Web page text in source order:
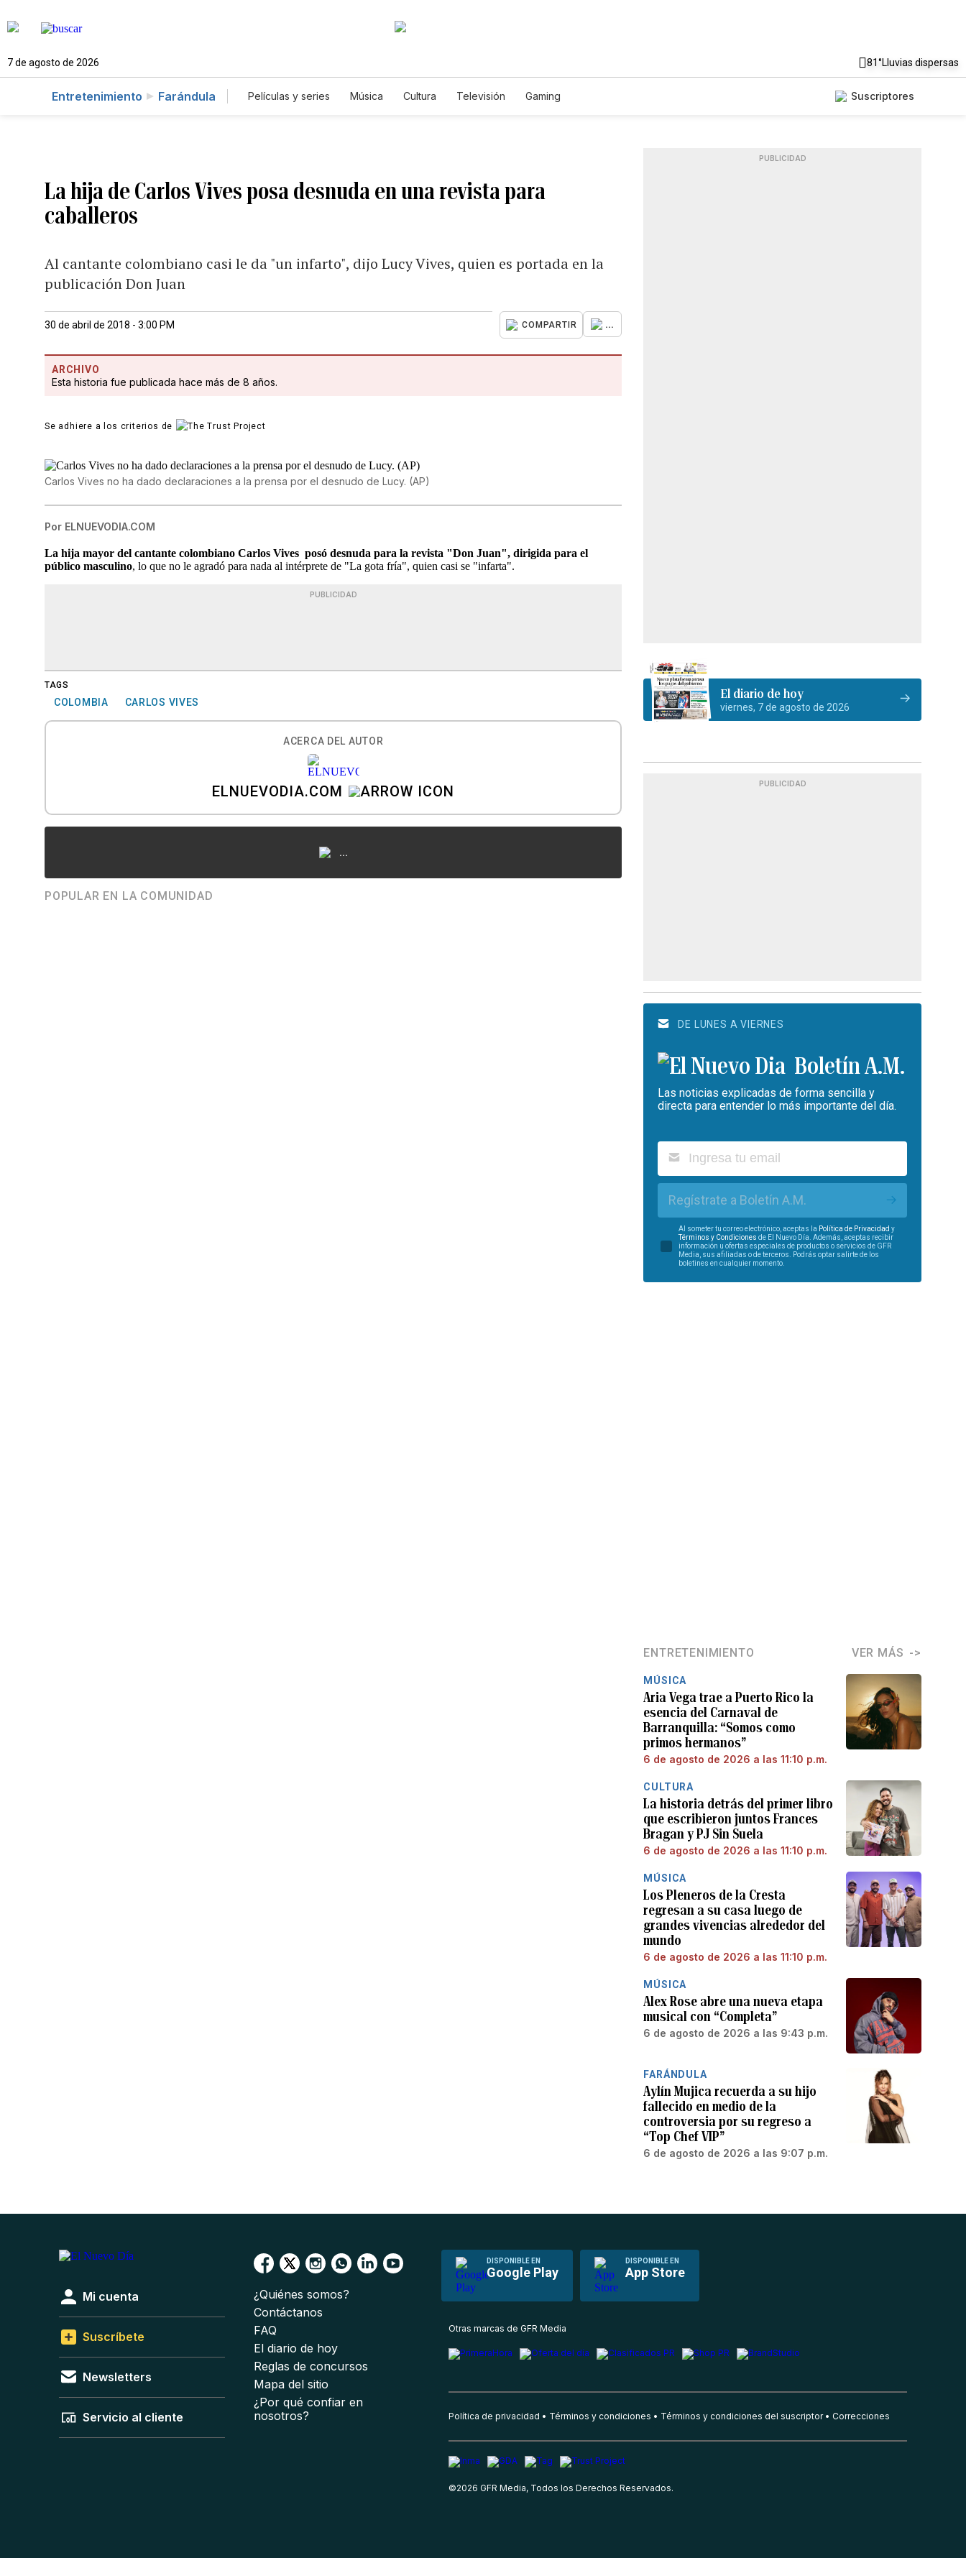
7 de agosto de 2026 81°Lluvias dispersas
Entretenimiento Farándula Películas y series Música Cultura Televisión Gaming Suscriptores
La hija de Carlos Vives posa desnuda en una revista para
caballeros
Al cantante colombiano casi le da "un infarto", dijo Lucy Vives, quien es portada en la
publicación Don Juan
30 de abril de 2018 - 3:00 PM COMPARTIR ...
ARCHIVO
Esta historia fue publicada hace más de 8 años.
Se adhiere a los criterios de
Carlos Vives no ha dado declaraciones a la prensa por el desnudo de Lucy. (AP)
Por ELNUEVODIA.COM
La hija mayor del cantante colombiano Carlos Vives posó desnuda para la revista "Don Juan", dirigida para el
público masculino, lo que no le agradó para nada al intérprete de "La gota fría", quien casi se "infarta".
PUBLICIDAD
TAGS
COLOMBIA CARLOS VIVES
ACERCA DEL AUTOR
ELNUEVODIA.COM
...
POPULAR EN LA COMUNIDAD
PUBLICIDAD
El diario de hoy
viernes, 7 de agosto de 2026
PUBLICIDAD
DE LUNES A VIERNES
Boletín A.M.
Las noticias explicadas de forma sencilla y
directa para entender lo más importante del día.
Regístrate a Boletín A.M.
Al someter tu correo electrónico, aceptas la Política de Privacidad y
Términos y Condiciones de El Nuevo Día. Además, aceptas recibir
información u ofertas especiales de productos o servicios de GFR
Media, sus afiliadas o de terceros. Podrás optar salirte de los
boletines en cualquier momento.
ENTRETENIMIENTO VER MÁS
MÚSICA
Aria Vega trae a Puerto Rico la
esencia del Carnaval de
Barranquilla: “Somos como
primos hermanos”
6 de agosto de 2026 a las 11:10 p.m.
CULTURA
La historia detrás del primer libro
que escribieron juntos Frances
Bragan y PJ Sin Suela
6 de agosto de 2026 a las 11:10 p.m.
MÚSICA
Los Pleneros de la Cresta
regresan a su casa luego de
grandes vivencias alrededor del
mundo
6 de agosto de 2026 a las 11:10 p.m.
MÚSICA
Alex Rose abre una nueva etapa
musical con “Completa”
6 de agosto de 2026 a las 9:43 p.m.
FARÁNDULA
Aylín Mujica recuerda a su hijo
fallecido en medio de la
controversia por su regreso a
“Top Chef VIP”
6 de agosto de 2026 a las 9:07 p.m.
DISPONIBLE EN
Google Play
DISPONIBLE EN
App Store
Mi cuenta
Suscríbete
Newsletters
Servicio al cliente
¿Quiénes somos?
Contáctanos
FAQ
El diario de hoy
Reglas de concursos
Mapa del sitio
¿Por qué confiar en
nosotros?
Otras marcas de GFR Media
Política de privacidad Términos y condiciones Términos y condiciones del suscriptor Correcciones
©2026 GFR Media, Todos los Derechos Reservados.